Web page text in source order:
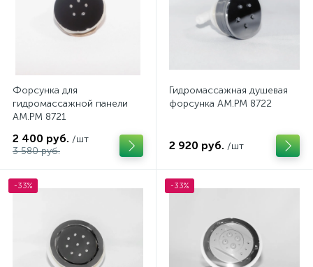
Форсунка для
гидромассажной панели
AM.PM 8721
2 400 руб. /шт
3 580 руб.
Гидромассажная душевая
форсунка AM.PM 8722
2 920 руб. /шт
-33% -33%